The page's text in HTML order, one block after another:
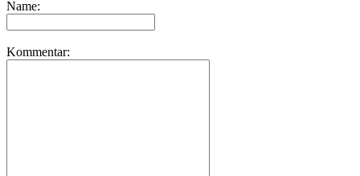
Name:
Kommentar: